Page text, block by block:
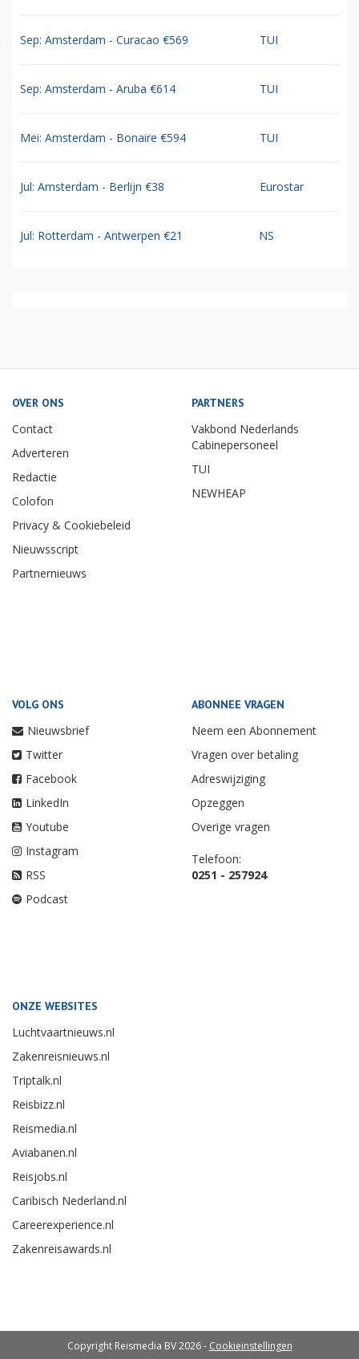
Sep: Amsterdam - Curacao €569 TUI
Sep: Amsterdam - Aruba €614 TUI
Mei: Amsterdam - Bonaire €594 TUI
Jul: Amsterdam - Berlijn €38 Eurostar
Jul: Rotterdam - Antwerpen €21 NS
OVER ONS
Contact
Adverteren
Redactie
Colofon
Privacy & Cookiebeleid
Nieuwsscript
Partnernieuws
PARTNERS
Vakbond Nederlands
Cabinepersoneel
TUI
NEWHEAP
VOLG ONS
Nieuwsbrief
Twitter
Facebook
LinkedIn
Youtube
Instagram
RSS
Podcast
ABONNEE VRAGEN
Neem een Abonnement
Vragen over betaling
Adreswijziging
Opzeggen
Overige vragen
Telefoon:
0251 - 257924
ONZE WEBSITES
Luchtvaartnieuws.nl
Zakenreisnieuws.nl
Triptalk.nl
Reisbizz.nl
Reismedia.nl
Aviabanen.nl
Reisjobs.nl
Caribisch Nederland.nl
Careerexperience.nl
Zakenreisawards.nl
Copyright Reismedia BV 2026 - Cookieinstellingen